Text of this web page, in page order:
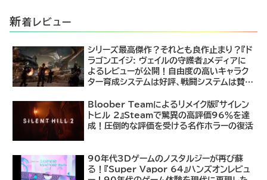
新着レビュー
シリーズ最高傑作？それとも良作止まり？『ド
ラゴンエイジ: ヴェイルの守護者』メディアに
よるレビューが公開！自由度の高いキャラク
ター育成システムは好評、戦闘システムは賛否
Bloober Teamによるリメイク版『サイレン
トヒル 2』Steamで驚異の高評価96％を達
成！圧倒的な評価を受ける名作ホラーの復活
90年代3Dゲームのノスタルジーが再び蘇
る！『Super Vapor 64』ハンズオンレビュ